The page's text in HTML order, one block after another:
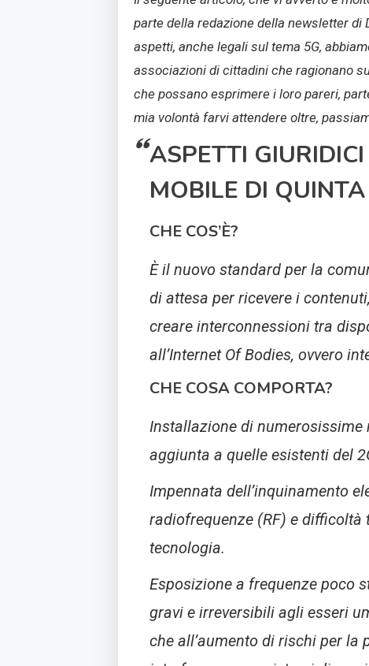
parte della redazione della newsletter di
aspetti, anche legali sul tema 5G,
associazioni di cittadini che ragionano
che possano esprimere i loro pareri,
mia volontà farvi attendere oltre,
ASPETTI
MOBILE DI
CHE COS’È?
È il nuovo standard per la
di attesa per ricevere i
creare interconnessioni tra
all’Internet Of Bodies, ovvero
CHE COSA COMPORTA?
Installazione di
aggiunta a quelle esistenti del
Impennata dell’inquinamento
radiofrequenze (RF) e
tecnologia.
Esposizione a frequenze poco
gravi e irreversibili agli esseri
che all’aumento di rischi per